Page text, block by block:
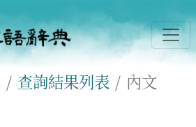
查詢結果列表 內文